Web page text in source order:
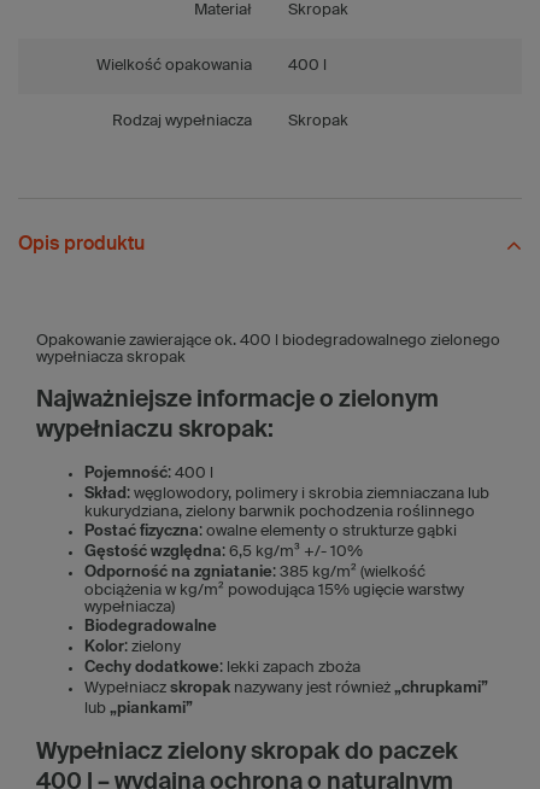
Materiał Skropak
Wielkość opakowania 400 l
Rodzaj wypełniacza Skropak
Opis produktu
Opakowanie zawierające ok. 400 l biodegradowalnego zielonego
wypełniacza skropak
Najważniejsze informacje o zielonym
wypełniaczu skropak:
Pojemność: 400 l
Skład : węglowodory, polimery i skrobia ziemniaczana lub
kukurydziana, zielony barwnik pochodzenia roślinnego
Postać fizyczna: owalne elementy o strukturze gąbki
Gęstość względna: 6,5 kg/m³ +/- 10%
Odporność na zgniatanie: 385 kg/m² (wielkość
obciążenia w kg/m² powodująca 15% ugięcie warstwy
wypełniacza)
Biodegradowalne
Kolor: zielony
Cechy dodatkowe: lekki zapach zboża
Wypełniacz skropak nazywany jest również „chrupkami”
lub „piankami”
Wypełniacz zielony skropak do paczek
400 l – wydajna ochrona o naturalnym